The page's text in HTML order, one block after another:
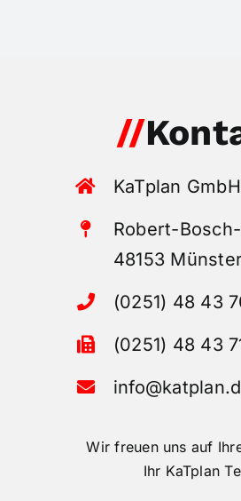
//
KaTplan GmbH
Robert-
48153 Münster
(0251) 48 43
(0251) 48 43
Wir freuen uns auf
Ihr KaTplan